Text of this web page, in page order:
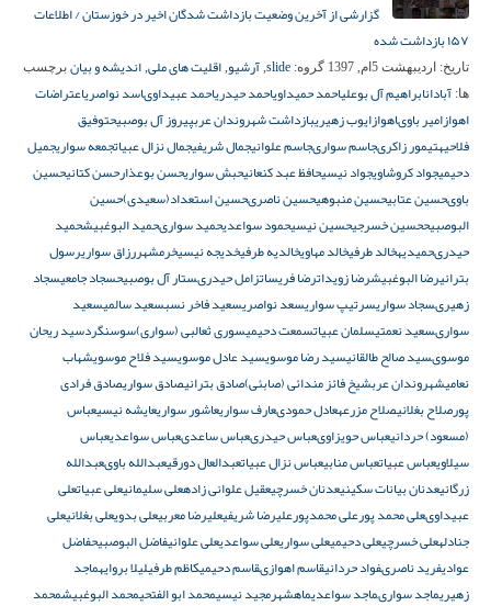
گزارشی از آخرین وضعیت بازداشت شدگان اخیر در خوزستان / اطلاعات
۱۵۷ بازداشت شده
تاریخ: اردیبهشت 5ام, 1397 گروه: slide
, آرشیو, اقلیت های ملی, اندیشه و بیان برچسب
ها: آبادانابراهیم آل بوعلیاحمد حمیداویاحمد حیدریاحمد عبیداوىاسد نواصریاعتراضات
اهوازامیر باوىاهوازایوب زهیریبازداشت شهروندان عربپیروز آل بوصبیحتوفیق
فلاحیهتيمور زاكرىجاسم سوارىجاسم علوانیجمال شريفىجمال نزال عبیاتجمعه سواریجمیل
دحیمیجواد کروشاویجواد نیسیحافظ عبد كنعانيحبش سواریحسن بوعذارحسن کتانیحسين
باوىحسين عتابىحسين منبوهىحسين ناصرىحسین استعداد(سعیدى)حسین
البوصبیححسین خسرجىحسین نیسیحمود سواعدیحميد سوارىحمید البوغبیشحمید
حیدرىحمیدیهخالد طرفىخالد مهاویخالدیه طرفىخدیجه نیسیخرمشهررزاق سواریرسول
بترانیرضا البوغبیشرضا زویداترضا فريساتزامل حيدرىستار آل بوصبیحسجاد جامعیسجاد
زهيرىسجاد سواریسرتیپ سواریسعد نواصریسعيد فاخر نسبسعید سالمىسعید
سوارىسعید نعمتىسلمان عبیاتسمعت دحیمیسوری ثعالبی (سواری)سوسنگردسيد ريحان
موسوىسيد صالح طالقانىسید رضا موسویسید عادل موسویسید فلاح موسویشهاب
نعامیشهروندان عربشيخ فائز مندائى (صابئى)صادق بترانیصادق سواریصادق فرادى
پورصلاح بغلانیصلاح مزرعهعادل حمودىعارف سواریعاشور سواریعایشه نیسیعباس
(مسعود) حردانىعباس حويزاوىعباس حیدرىعباس ساعدىعباس سواعدیعباس
سیلاویعباس عبياتعباس منابىعباس نزال عبیاتعبدالعال دورقىعبدالله باوىعبدالله
زرگانیعدنان بیانات سکینیعدنان خسرچیعقيل علوانى زادهعلى سليمانىعلى عبیاتعلى
عبیداوىعلى محمد پورعلى محمدپورعليرضا شريفىعليرضا معربىعلی بدویعلی بغلانیعلی
جنادلهعلی خسرچیعلی دحیمیعلی سواریعلی سواعدیعلی علوانیفاضل البوصبیحفاضل
عوادیفريد ناصرىفواد حردانیقاسم اهوازىقاسم دحیمیکاظم طرفیلیلا بروایهماجد
زهیریماجد سوارىماجد سواعدیماهشهرمجید نیسیمحمد ابو الفتحيمحمد البوغبیشمحمد